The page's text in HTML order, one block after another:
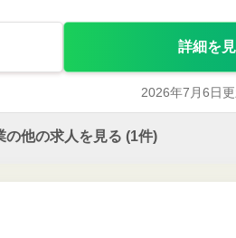
詳細を
2026年7月6日
の他の求人を見る (1件)